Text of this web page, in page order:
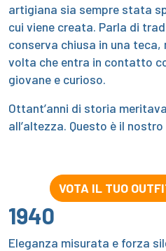
artigiana sia sempre stata
cui viene creata. Parla di
conserva chiusa in una teca,
volta che entra in contatto
giovane e curioso.
Ottant’anni di storia
all’altezza. Questo è il
VOTA IL TUO
1940
Eleganza misurata e forza